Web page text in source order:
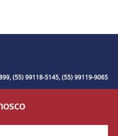
(55) 99118-5145, (55) 99119-9065